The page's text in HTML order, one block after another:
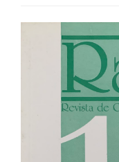
Barra
lateral
artigos